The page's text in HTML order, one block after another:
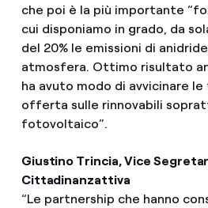
che poi è la più importante
cui disponiamo in grado, da
del 20% le emissioni di
atmosfera. Ottimo risultato
ha avuto modo di avvicinare
offerta sulle rinnovabili
fotovoltaico”.
Giustino Trincia, Vice
Cittadinanzattiva
“Le partnership che hanno